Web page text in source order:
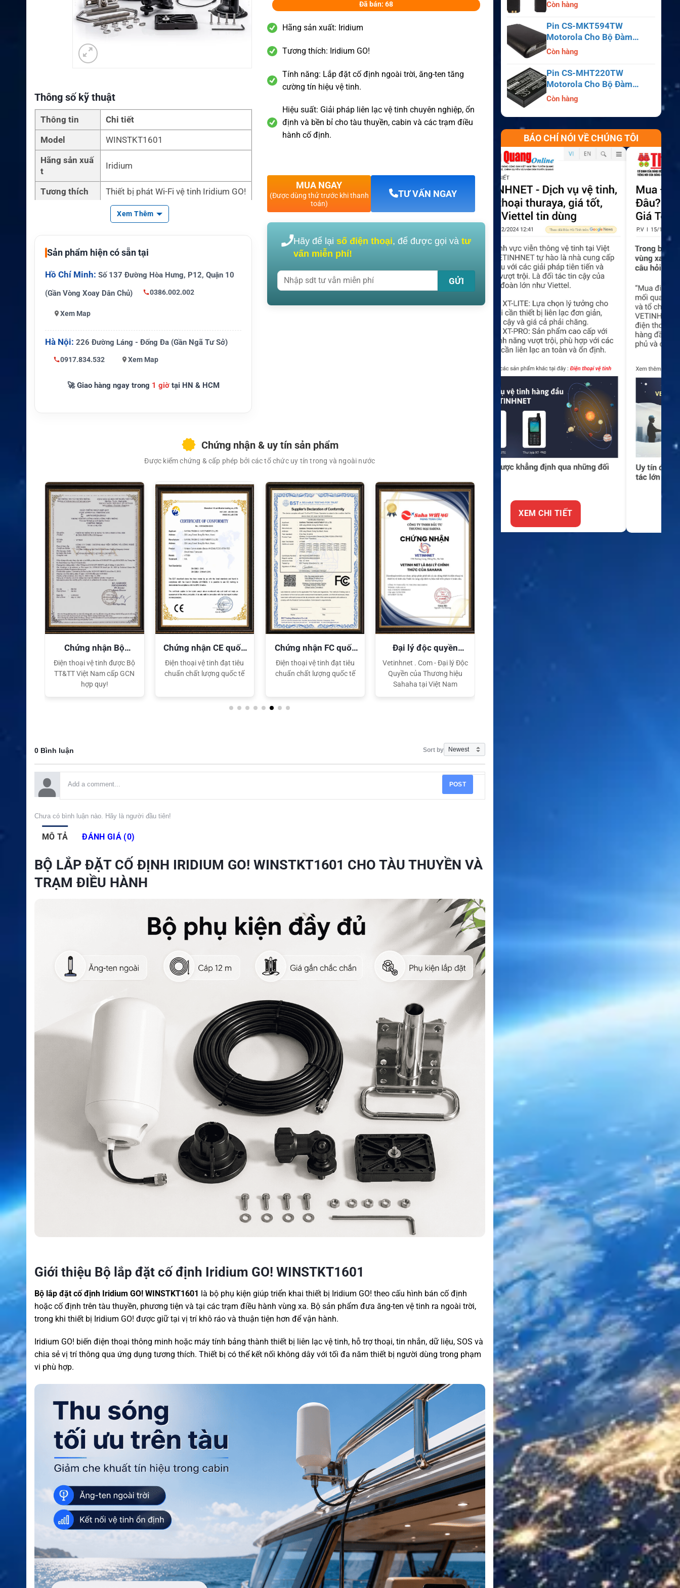
Thông số kỹ thuật
Thông tin
Chi tiết
Model
WINSTKT1601
Hãng sản xuấ
t
Iridium
Tương thích
Thiết bị phát Wi-Fi vệ tinh Iridium GO!
Kết nối ăng-ten ngoài, duy trì kết nối v
ệ tinh ổn định
gồm
cao, khung gắn và linh kiện lắp đặt
Độ bền
Chịu được môi trường ngoài trời, chốn
Ứng dụng
Xem Thêm
Sản phẩm hiện có sẵn tại
Hồ Chí Minh: Số 137 Đường Hòa Hưng, P12, Quận 10
(Gần Vòng Xoay Dân Chủ)
0386.002.002
Xem Map
Hà Nội: 226 Đường Láng - Đống Đa (Gần Ngã Tư Sở)
0917.834.532 Xem Map
🚀 Giao hàng ngay trong 1 giờtại HN & HCM
Đã bán: 68
Hãng sản xuất: Iridium
Tương thích: Iridium GO!
Tính năng: Lắp đặt cố định ngoài trời, ăng-ten tăng
cường tín hiệu vệ tinh.
Hiệu suất: Giải pháp liên lạc vệ tinh chuyên nghiệp, ổn
định và bền bỉ cho tàu thuyền, cabin và các trạm điều
hành cố định.
MUA NGAY
(Được dùng thử trước khi thanh
toán)
TƯ VẤN NGAY
Hãy để lạisố điện thoại, để được gọi vàtư
vấn miễn phí!
Chứng nhận & uy tín sản phẩm
Được kiểm chứng & cấp phép bởi các tổ chức uy tín trong và ngoài nước
Chứng nhận Bộ
TT&TT
Điện thoại vệ tinh được Bộ
TT&TT Việt Nam cấp GCN
hợp quy!
Chứng nhận CE quốc
tế
Điện thoại vệ tinh đạt tiêu
chuẩn chất lượng quốc tế
Chứng nhận FC quốc
tế
Điện thoại vệ tinh đạt tiêu
chuẩn chất lượng quốc tế
Đại lý độc quyền
Sahaha
Vetinhnet . Com - Đại lý Độc
Quyền của Thương hiệu
Sahaha tại Việt Nam
0 Bình luận Sort by
POST
Chưa có bình luận nào. Hãy là người đầu tiên!
MÔ TẢ ĐÁNH GIÁ (0)
BỘ LẮP ĐẶT CỐ ĐỊNH IRIDIUM GO! WINSTKT1601 CHO TÀU THUYỀN VÀ
TRẠM ĐIỀU HÀNH
Giới thiệu Bộ lắp đặt cố định Iridium GO! WINSTKT1601
Bộ lắp đặt cố định Iridium GO! WINSTKT1601 là bộ phụ kiện giúp triển khai thiết bị Iridium GO! theo cấu hình bán cố định
hoặc cố định trên tàu thuyền, phương tiện và tại các trạm điều hành vùng xa. Bộ sản phẩm đưa ăng-ten vệ tinh ra ngoài trời,
trong khi thiết bị Iridium GO! được giữ tại vị trí khô ráo và thuận tiện hơn để vận hành.
Iridium GO! biến điện thoại thông minh hoặc máy tính bảng thành thiết bị liên lạc vệ tinh, hỗ trợ thoại, tin nhắn, dữ liệu, SOS và
chia sẻ vị trí thông qua ứng dụng tương thích. Thiết bị có thể kết nối không dây với tối đa năm thiết bị người dùng trong phạm
vi phù hợp.
APX8000, SRX2200
Còn hàng
Pin CS-MKT594TW
Motorola Cho Bộ Đàm
Astro Saber, MX1000,
Còn hàng
Pin CS-MHT220TW
Motorola Cho Bộ Đàm
MT700, HT210, HT220,
Còn hàng
BÁO CHÍ NÓI VỀ CHÚNG TÔI
XEM CHI TIẾT XEM CHI TIẾT XEM CHI TIẾT XEM CHI TIẾT